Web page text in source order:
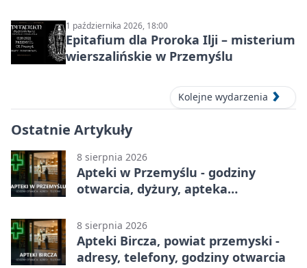
1 października 2026, 18:00
Epitafium dla Proroka Ilji – misterium
wierszalińskie w Przemyślu
Kolejne wydarzenia
Ostatnie Artykuły
8 sierpnia 2026
Apteki w Przemyślu - godziny
otwarcia, dyżury, apteka
8 sierpnia 2026
Apteki Bircza, powiat przemyski -
adresy, telefony, godziny otwarcia